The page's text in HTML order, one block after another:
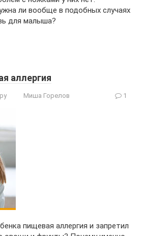
ли вообще в подобных случаях
для малыша?
аллергия
Миша Горелов 1
пищевая аллергия и запретил